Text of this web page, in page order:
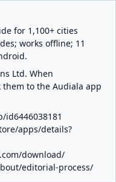
for 1,100+ cities
works offline; 11
Ltd. When
to the Audiala app
apps/details?
download/
editorial-process/